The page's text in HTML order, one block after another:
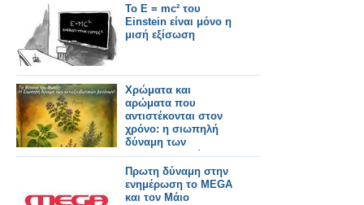
Το E = mc² του
Einstein είναι μόνο η
μισή εξίσωση
Χρώματα και
αρώματα που
αντιστέκονται στον
χρόνο: η σιωπηλή
δύναμη των
αντιοξειδωτικών
βοτάνων.
Πρωτη δύναμη στην
ενημέρωση το MEGA
και τον Μάιο